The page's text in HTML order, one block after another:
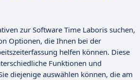
zur Software Time Laboris suchen,
Optionen, die Ihnen bei der
helfen können. Diese
Funktionen und
diejenige auswählen können, die am